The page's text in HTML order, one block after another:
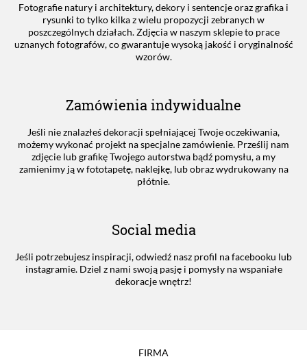
Fotografie natury i architektury, dekory i sentencje oraz grafika i
rysunki to tylko kilka z wielu propozycji zebranych w
poszczególnych działach. Zdjęcia w naszym sklepie to prace
uznanych fotografów, co gwarantuje wysoką jakość i oryginalność
wzorów.
Zamówienia indywidualne
Jeśli nie znalazłeś dekoracji spełniającej Twoje oczekiwania,
możemy wykonać projekt na specjalne zamówienie. Prześlij nam
zdjęcie lub grafikę Twojego autorstwa bądź pomysłu, a my
zamienimy ją w fototapetę, naklejkę, lub obraz wydrukowany na
płótnie.
Social media
Jeśli potrzebujesz inspiracji, odwiedź nasz profil na facebooku lub
instagramie. Dziel z nami swoją pasję i pomysły na wspaniałe
dekoracje wnętrz!
FIRMA